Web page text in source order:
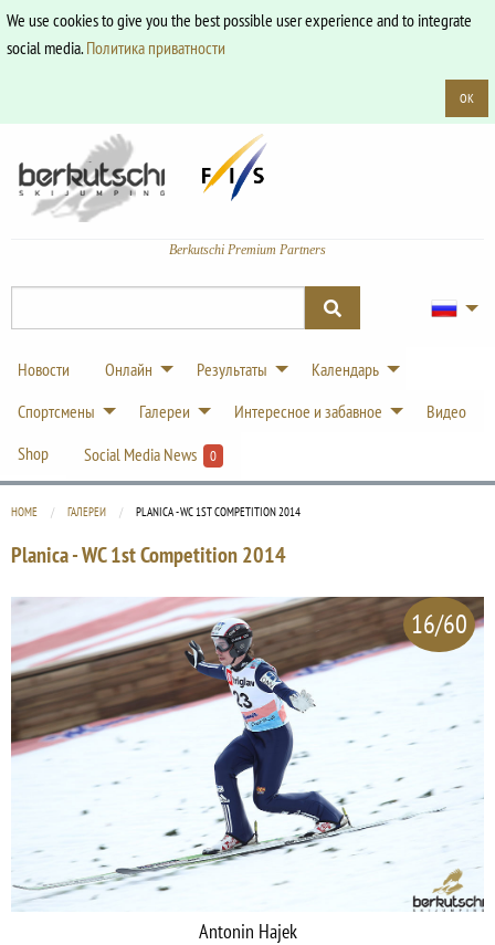
We use cookies to give you the best possible user experience and to integrate
social media.Политика приватности
OK
Berkutschi Premium Partners
Новости Онлайн Результаты
Календарь
Спортсмены
Галереи Интересное и забавное
Видео
Shop
Social Media News 0
HOME ГАЛЕРЕИ CURRENT:
PLANICA - WC 1ST COMPETITION 2014
Planica - WC 1st Competition 2014
16/60
Antonin Hajek